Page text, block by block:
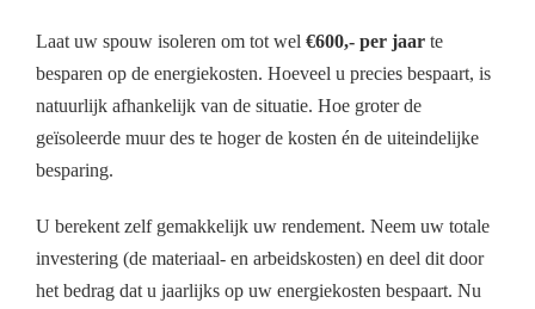
Laat uw spouw isoleren om tot wel €600,- per jaar te
besparen op de energiekosten. Hoeveel u precies bespaart, is
natuurlijk afhankelijk van de situatie. Hoe groter de
geïsoleerde muur des te hoger de kosten én de uiteindelijke
besparing.
U berekent zelf gemakkelijk uw rendement. Neem uw totale
investering (de materiaal- en arbeidskosten) en deel dit door
het bedrag dat u jaarlijks op uw energiekosten bespaart. Nu